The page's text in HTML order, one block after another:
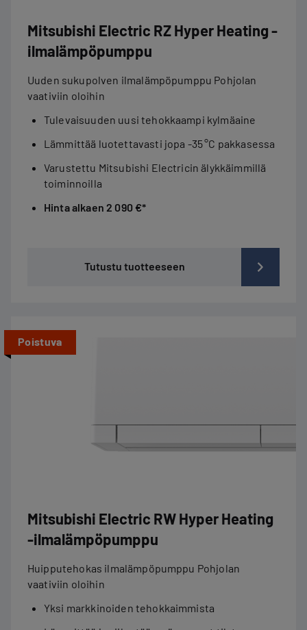
Mitsubishi Electric RZ Hyper Heating -
ilmalämpöpumppu
Uuden sukupolven ilmalämpöpumppu Pohjolan
vaativiin oloihin
Tulevaisuuden uusi tehokkaampi kylmäaine
Lämmittää luotettavasti jopa -35 °C pakkasessa
Varustettu Mitsubishi Electricin älykkäimmillä
toiminnoilla
Hinta alkaen 2 090 €*
Tutustu tuotteeseen
Poistuva
Mitsubishi Electric RW Hyper Heating
-ilmalämpöpumppu
Huipputehokas ilmalämpöpumppu Pohjolan
vaativiin oloihin
Yksi markkinoiden tehokkaimmista